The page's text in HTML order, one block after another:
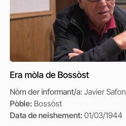
Era mòla de Bossòst
Nòm der informant/a: Javier
Pòble: Bossòst
Data de neishement: 01/03/1944